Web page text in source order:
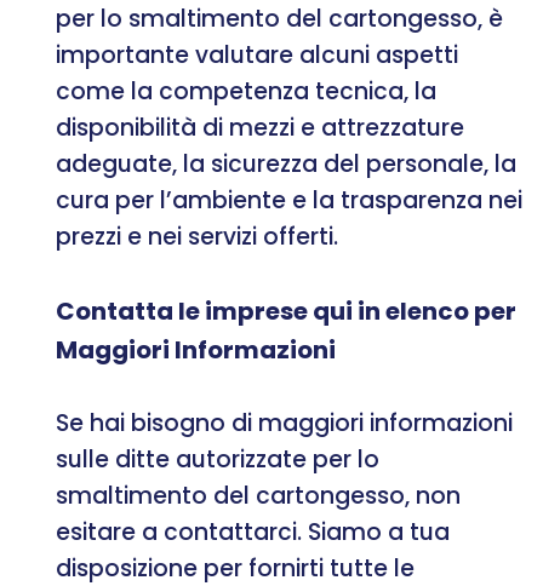
per lo smaltimento del cartongesso, è
importante valutare alcuni aspetti
come la competenza tecnica, la
disponibilità di mezzi e attrezzature
adeguate, la sicurezza del personale, la
cura per l’ambiente e la trasparenza nei
prezzi e nei servizi offerti.
Contatta le imprese qui in elenco per
Maggiori Informazioni
Se hai bisogno di maggiori informazioni
sulle ditte autorizzate per lo
smaltimento del cartongesso, non
esitare a contattarci. Siamo a tua
disposizione per fornirti tutte le